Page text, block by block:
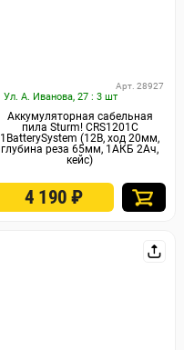
Ул. А. Иванова, 27 : 3 шт
Арт. 28927
Аккумуляторная сабельная
пила Sturm! CRS1201C
1BatterySystem (12В, ход 20мм,
глубина реза 65мм, 1АКБ 2Ач,
кейс)
4 190₽